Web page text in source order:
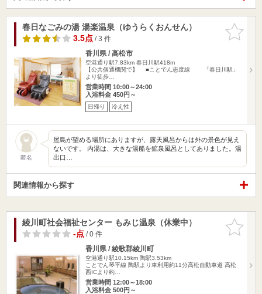
お気に入
りに追加
春日なごみの湯 湯楽温泉（ゆうらくおんせん）
3.5点/ 3 件
香川県 / 高松市
空港通り駅7.83km 春日川駅418m
【公共個通機関で】 ■ことでん志度線 「春日川駅」
より徒歩…
営業時間 10:00～24:00
入浴料金 450円～
日帰り 冷え性
匿名
屋島が望める場所にありますが、露天風呂からは外の景色が見え
ないです。 内湯は、大きな湯船を鉱泉風呂としてありました。湯
出口…
関連情報から探す
お気に入
りに追加
綾川町社会福祉センター もみじ温泉（休業中）
-点/ 0 件
香川県 / 綾歌郡綾川町
空港通り駅10.15km 陶駅3.53km
ことでん琴平線 陶駅より車利用約11分高松自動車道 高松
西ICより約…
営業時間 12:00～18:00
入浴料金 500円～